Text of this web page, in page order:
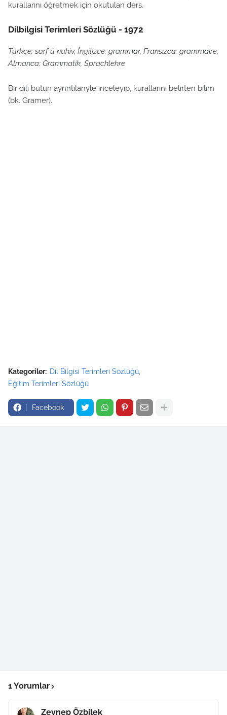
kurallarını öğretmek için okutulan ders.
Dilbilgisi Terimleri Sözlüğü - 1972
Türkçe: sarf ü nahiv, İngilizce: grammar, Fransızca: grammaire,
Almanca: Grammatik, Sprachlehre
Bir dili bütün aynntılanyle inceleyip, kurallarını belirten bilim
(bk. Gramer).
Kategoriler: Dil Bilgisi Terimleri Sözlüğü
Eğitim Terimleri Sözlüğü
Facebook
1 Yorumlar
Zeynep Özbilek